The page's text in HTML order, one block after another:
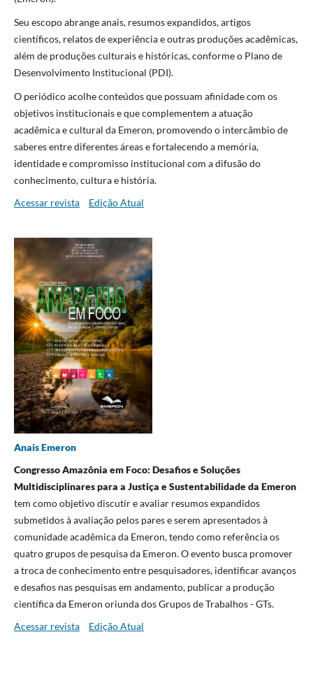
Seu escopo abrange anais, resumos expandidos, artigos
científicos, relatos de experiência e outras produções acadêmicas,
além de produções culturais e históricas, conforme o Plano de
Desenvolvimento Institucional (PDI).
O periódico acolhe conteúdos que possuam afinidade com os
objetivos institucionais e que complementem a atuação
acadêmica e cultural da Emeron, promovendo o intercâmbio de
saberes entre diferentes áreas e fortalecendo a memória,
identidade e compromisso institucional com a difusão do
conhecimento, cultura e história.
Acessar revista
Edição Atual
Anais Emeron
Congresso Amazônia em Foco: Desafios e Soluções
Multidisciplinares para a Justiça e Sustentabilidade da Emeron
tem como objetivo discutir e avaliar resumos expandidos
submetidos à avaliação pelos pares e serem apresentados à
comunidade acadêmica da Emeron, tendo como referência os
quatro grupos de pesquisa da Emeron. O evento busca promover
a troca de conhecimento entre pesquisadores, identificar avanços
e desafios nas pesquisas em andamento, publicar a produção
científica da Emeron oriunda dos Grupos de Trabalhos - GTs.
Acessar revista
Edição Atual